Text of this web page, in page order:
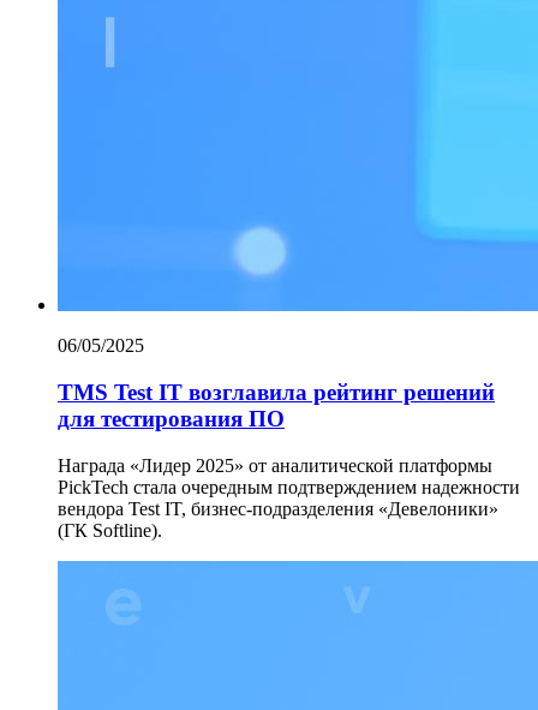
06/05/2025
TMS Test IT возглавила рейтинг решений
для тестирования ПО
Награда «Лидер 2025» от аналитической платформы
PickTech стала очередным подтверждением надежности
вендора Test IT, бизнес-подразделения «Девелоники»
(ГК Softline).